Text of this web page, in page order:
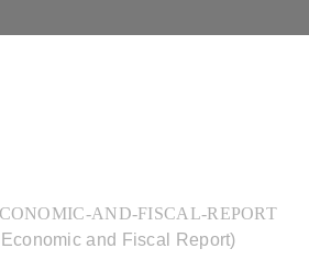
AND-FISCAL-REPORT
and Fiscal Report)